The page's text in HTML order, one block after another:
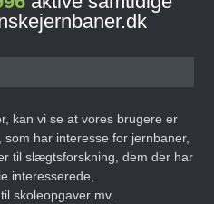
kan vi se at vores brugere er
har interesse for jernbaner,
til slægtsforskning, dem der har
interesserede,
skoleopgaver mv.